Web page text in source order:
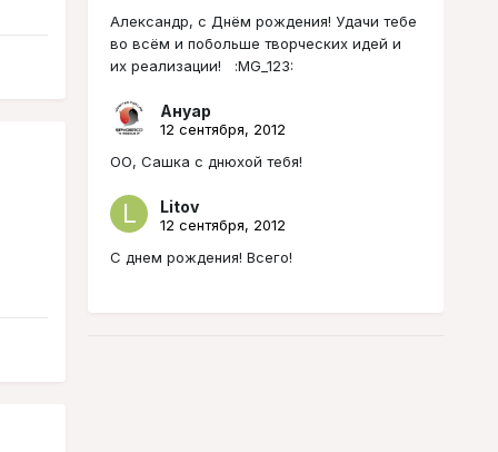
Александр, с Днём рождения! Удачи тебе
во всём и побольше творческих идей и
их реализации! :MG_123:
Ануар
12 сентября, 2012
ОО, Сашка с днюхой тебя!
Litov
12 сентября, 2012
С днем рождения! Всего!